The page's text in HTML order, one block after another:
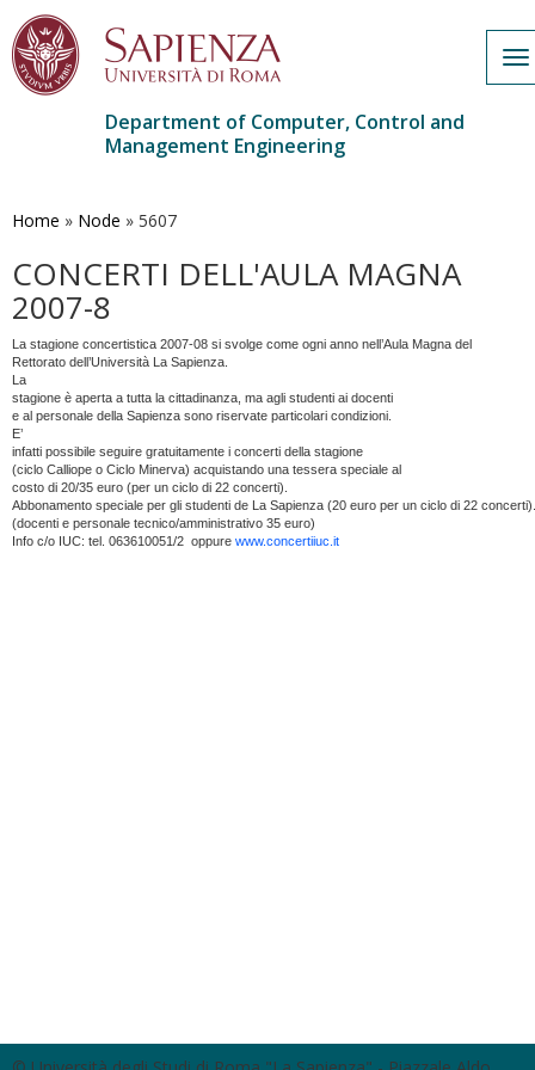
main
Department of Computer, Control and
Management Engineering
Home » Node » 5607
CONCERTI DELL'AULA MAGNA
2007-8
La stagione concertistica 2007-08 si svolge come ogni anno nell’Aula Magna del
Rettorato dell’Università La Sapienza.
La
stagione è aperta a tutta la cittadinanza, ma agli studenti ai docenti
e al personale della Sapienza sono riservate particolari condizioni.
E’
infatti possibile seguire gratuitamente i concerti della stagione
(ciclo Calliope o Ciclo Minerva) acquistando una tessera speciale al
costo di 20/35 euro (per un ciclo di 22 concerti).
Abbonamento speciale per gli studenti de La Sapienza (20 euro per un ciclo di 22 concerti).
(docenti e personale tecnico/amministrativo 35 euro)
Info c/o IUC: tel. 063610051/2 oppure www.concertiiuc.it